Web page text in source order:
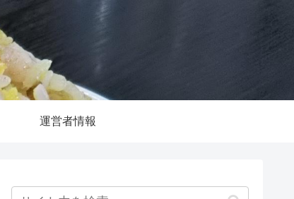
運営者情報